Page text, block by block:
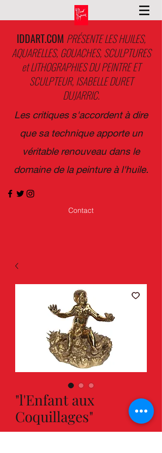
IDDART.COM PRÉSENTE LES HUILES,
AQUARELLES, GOUACHES, SCULPTURES
et LITHOGRAPHIES DU PEINTRE ET
SCULPTEUR, ISABELLE DURET
DUJARRIC.
Les critiques s'accordent à dire
que sa technique apporte un
véritable renouveau dans le
domaine de la peinture à l'huile.
Contact
"l'Enfant aux
Coquillages"